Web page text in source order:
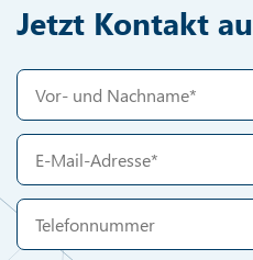
Jetzt Kontakt